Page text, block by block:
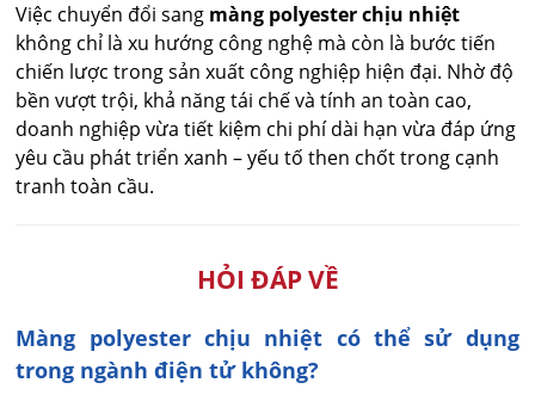
Việc chuyển đổi sang màng polyester chịu nhiệt
không chỉ là xu hướng công nghệ mà còn là bước tiến
chiến lược trong sản xuất công nghiệp hiện đại. Nhờ độ
bền vượt trội, khả năng tái chế và tính an toàn cao,
doanh nghiệp vừa tiết kiệm chi phí dài hạn vừa đáp ứng
yêu cầu phát triển xanh – yếu tố then chốt trong cạnh
tranh toàn cầu.
HỎI ĐÁP VỀ
Màng polyester chịu nhiệt có thể sử dụng
trong ngành điện tử không?